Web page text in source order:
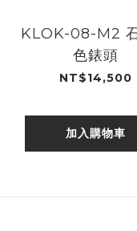
KLOK-08-M2
色錶頭
NT$14,500
加入購物車